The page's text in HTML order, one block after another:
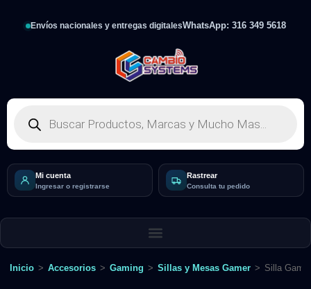
Envíos nacionales y entregas digitalesWhatsApp: 316 349 5618
Mi cuenta
Ingresar o registrarse
Rastrear
Consulta tu pedido
Inicio > Accesorios > Gaming > Sillas y Mesas Gamer > Silla